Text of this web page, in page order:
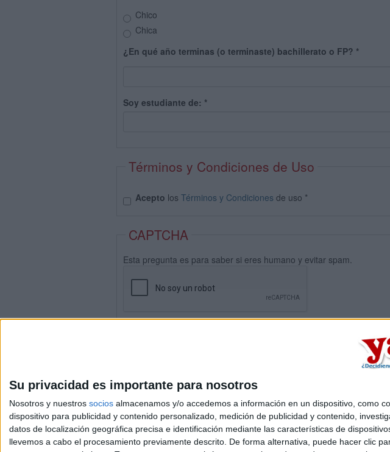
Su privacidad es importante para nosotros
Nosotros y nuestros socios almacenamos y/o accedemos a información en un dispositivo, como
dispositivo para publicidad y contenido personalizado, medición de publicidad y contenido,
datos de localización geográfica precisa e identificación mediante las características de
llevemos a cabo el procesamiento previamente descrito. De forma alternativa, puede hacer clic
Chico
Chica
¿En qué año terminas (o terminaste) bachillerato o FP? *
Soy estudiante de: *
Términos y Condiciones de Uso
Acepto los Términos y Condiciones de uso *
CAPTCHA
Esta pregunta es para saber si eres humano y evitar spam.
Quiénes
Aviso legal|Politica de privacidad